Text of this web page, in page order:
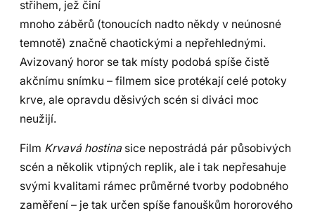
střihem, jež činí
mnoho záběrů (tonoucích nadto někdy v neúnosné
temnotě) značně chaotickými a nepřehlednými.
Avizovaný horor se tak místy podobá spíše čistě
akčnímu snímku – filmem sice protékají celé potoky
krve, ale opravdu děsivých scén si diváci moc
neužijí.
Film Krvavá hostina sice nepostrádá pár působivých
scén a několik vtipných replik, ale i tak nepřesahuje
svými kvalitami rámec průměrné tvorby podobného
zaměření – je tak určen spíše fanouškům hororového